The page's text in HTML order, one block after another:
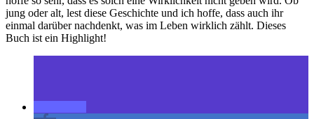
jung oder alt, lest diese Geschichte und ich hoffe, dass auch ihr
einmal darüber nachdenkt, was im Leben wirklich zählt. Dieses
Buch ist ein Highlight!